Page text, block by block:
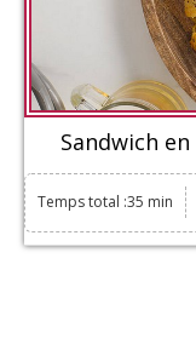
Sandwich
Temps total :35 min